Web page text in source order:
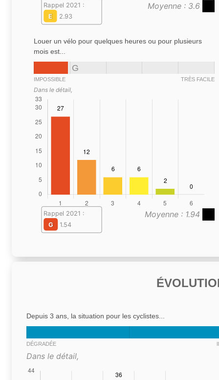
Moyenne : 3.6
Rappel 2021 :
E
2.93
Louer un vélo pour quelques heures ou pour plusieurs
mois est...
G
IMPOSSIBLE TRÈS FACILE
Dans le détail,
Moyenne : 1.94
Rappel 2021 :
G
1.54
Depuis 3 ans, la situation pour les cyclistes...
DÉGRADÉE
Dans le détail,